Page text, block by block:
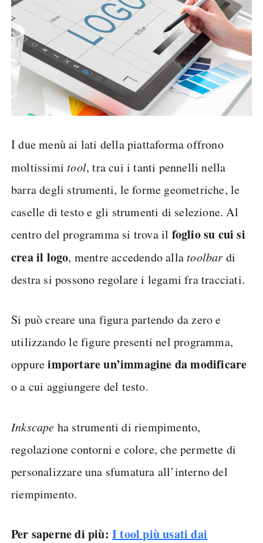
I due menù ai lati della piattaforma offrono
moltissimitool, tra cui i tanti pennelli nella
barra degli strumenti, le forme geometriche, le
caselle di testo e gli strumenti di selezione. Al
centro del programma si trova il foglio su cui si
crea il logo, mentre accedendo allatoolbar di
destra si possono regolare i legami fra tracciati.
Si può creare una figura partendo da zero e
utilizzando le figure presenti nel programma,
oppureimportare un’immagine da modificare
o a cui aggiungere del testo.
Inkscape ha strumenti di riempimento,
regolazione contorni e colore, che permette di
personalizzare una sfumatura all’interno del
riempimento.
Per saperne di più: I tool più usati dai